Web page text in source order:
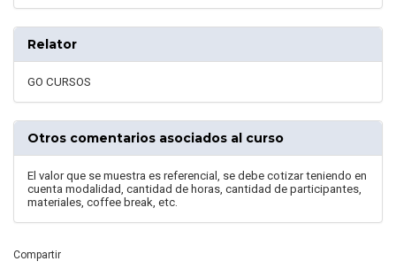
Relator
GO CURSOS
Otros comentarios asociados al curso
El valor que se muestra es referencial, se debe cotizar teniendo en
cuenta modalidad, cantidad de horas, cantidad de participantes,
materiales, coffee break, etc.
Compartir